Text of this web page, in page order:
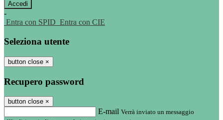
-
Entra con SPID Entra con CIE
Seleziona utente
button close ×
Recupero password
button close ×
E-mail Verrà inviato un messaggio